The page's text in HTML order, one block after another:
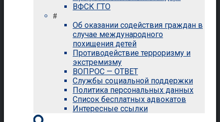
ВФСК ГТО
#
Об оказании содействия граждан в
случае международного
похищения детей
Противодействие терроризму и
экстремизму
ВОПРОС — ОТВЕТ
Службы социальной поддержки
Политика персональных данных
Список бесплатных адвокатов
Интересные ссылки